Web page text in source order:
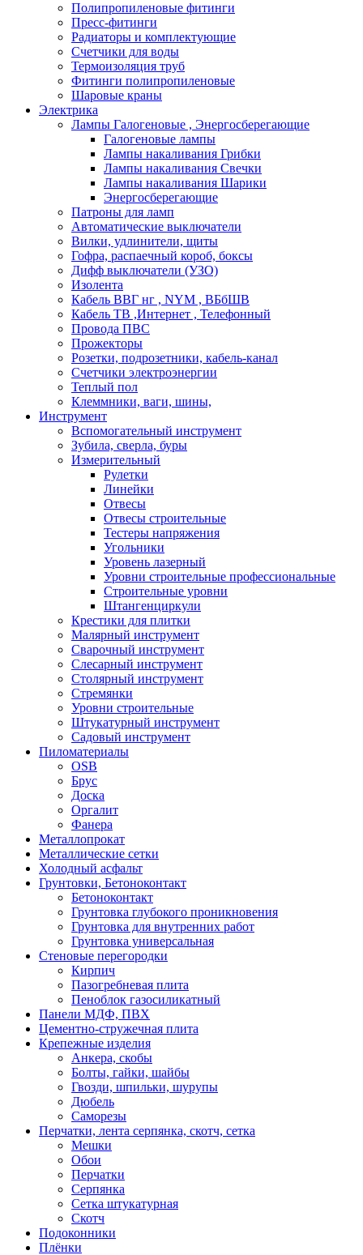
Полипропиленовые фитинги
Пресс-фитинги
Радиаторы и комплектующие
Счетчики для воды
Термоизоляция труб
Фитинги полипропиленовые
Шаровые краны
Электрика
Лампы Галогеновые , Энергосберегающие
Галогеновые лампы
Лампы накаливания Грибки
Лампы накаливания Свечки
Лампы накаливания Шарики
Энергосберегающие
Патроны для ламп
Автоматические выключатели
Вилки, удлинители, щиты
Гофра, распаечный короб, боксы
Дифф выключатели (УЗО)
Изолента
Кабель ВВГ нг , NYM , ВБбШВ
Кабель ТВ ,Интернет , Телефонный
Провода ПВС
Прожекторы
Розетки, подрозетники, кабель-канал
Счетчики электроэнергии
Теплый пол
Клеммники, ваги, шины,
Инструмент
Вспомогательный инструмент
Зубила, сверла, буры
Измерительный
Рулетки
Линейки
Отвесы
Отвесы строительные
Тестеры напряжения
Угольники
Уровень лазерный
Уровни строительные профессиональные
Строительные уровни
Штангенциркули
Крестики для плитки
Малярный инструмент
Сварочный инструмент
Слесарный инструмент
Столярный инструмент
Стремянки
Уровни строительные
Штукатурный инструмент
Садовый инструмент
Пиломатериалы
OSB
Брус
Доска
Оргалит
Фанера
Металлопрокат
Металлические сетки
Холодный асфальт
Грунтовки, Бетоноконтакт
Бетоноконтакт
Грунтовка глубокого проникновения
Грунтовка для внутренних работ
Грунтовка универсальная
Стеновые перегородки
Кирпич
Пазогребневая плита
Пеноблок газосиликатный
Панели МДФ, ПВХ
Цементно-стружечная плита
Крепежные изделия
Анкера, скобы
Болты, гайки, шайбы
Гвозди, шпильки, шурупы
Дюбель
Саморезы
Перчатки, лента серпянка, скотч, сетка
Мешки
Обои
Перчатки
Серпянка
Сетка штукатурная
Скотч
Подоконники
Плёнки